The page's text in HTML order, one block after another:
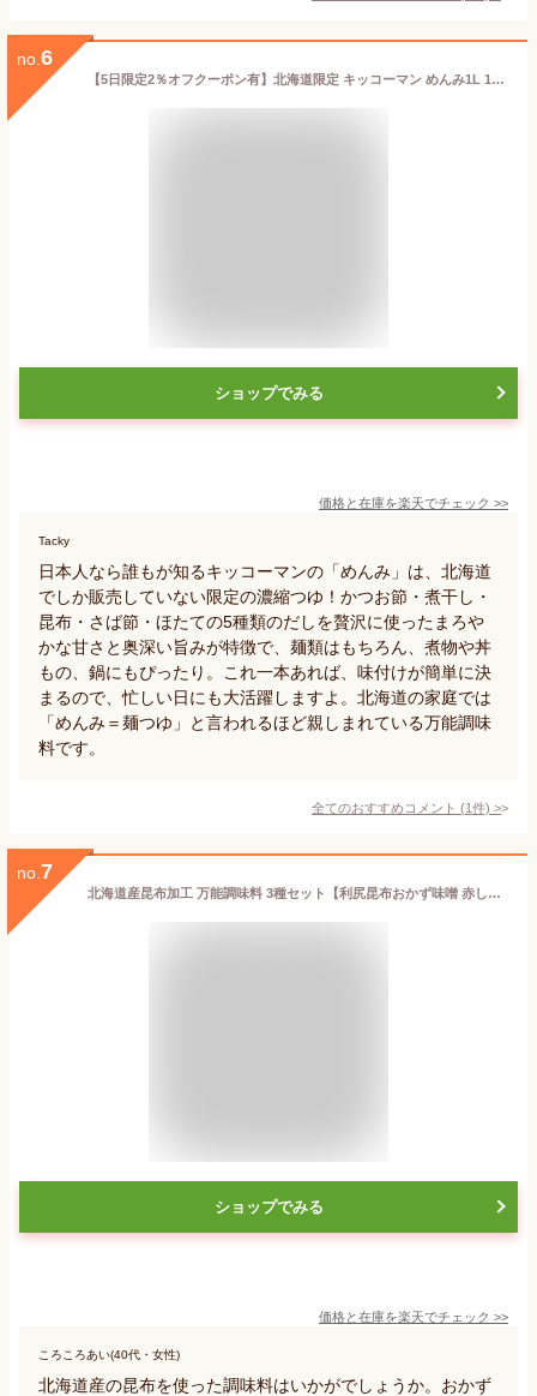
no. 6
【5日限定2％オフクーポン有】北海道限定 キッコーマン めんみ1L 1000ml×5本セット 濃縮5倍 めんつゆ
ショップでみる
価格と在庫を楽天でチェック >>
Tacky
日本人なら誰もが知るキッコーマンの「めんみ」は、北海道
でしか販売していない限定の濃縮つゆ！かつお節・煮干し・
昆布・さば節・ほたての5種類のだしを贅沢に使ったまろや
かな甘さと奥深い旨みが特徴で、麺類はもちろん、煮物や丼
もの、鍋にもぴったり。これ一本あれば、味付けが簡単に決
まるので、忙しい日にも大活躍しますよ。北海道の家庭では
「めんみ＝麺つゆ」と言われるほど親しまれている万能調味
料です。
全てのおすすめコメント (1件) >
no. 7
北海道産昆布加工 万能調味料 3種セット【利尻昆布おかず味噌 赤しそ風味 昆布マヨネーズ 山わさび風味 羅臼昆布佃煮 だし醤油風味】昆布専門の製造メーカーが北海道産こんぶを加工してつくったおかず味噌、マヨネーズ風ドレッシング、だし醤油風味佃煮【メール便対応】
ショップでみる
価格と在庫を楽天でチェック >>
ころころあい(40代・女性)
北海道産の昆布を使った調味料はいかがでしょうか。おかず